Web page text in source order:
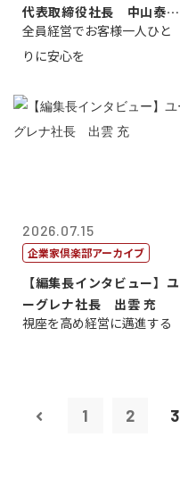
代表取締役社長 中山泰
男
全員経営でお客様一人ひと
りに安心を
2026.07.15
企業家倶楽部アーカイブ
【編集長インタビュー】ユ
ーグレナ社長 出雲 充
視座を高め経営に邁進する
1 2 3